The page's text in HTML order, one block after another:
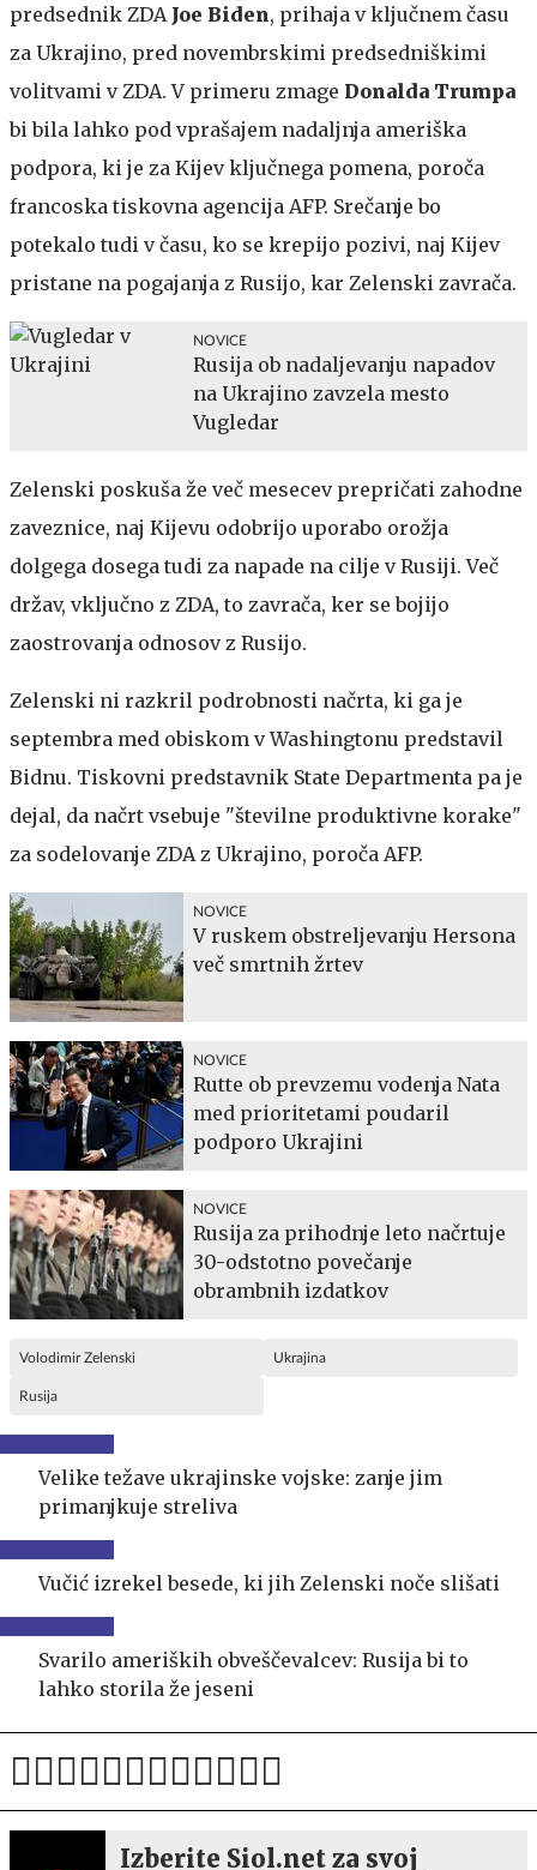
predsednik ZDA Joe Biden, prihaja v ključnem času
za Ukrajino, pred novembrskimi predsedniškimi
volitvami v ZDA. V primeru zmage Donalda Trumpa
bi bila lahko pod vprašajem nadaljnja ameriška
podpora, ki je za Kijev ključnega pomena, poroča
francoska tiskovna agencija AFP. Srečanje bo
potekalo tudi v času, ko se krepijo pozivi, naj Kijev
pristane na pogajanja z Rusijo, kar Zelenski zavrača.
NOVICE
Rusija ob nadaljevanju napadov
na Ukrajino zavzela mesto
Vugledar
Zelenski poskuša že več mesecev prepričati zahodne
zaveznice, naj Kijevu odobrijo uporabo orožja
dolgega dosega tudi za napade na cilje v Rusiji. Več
držav, vključno z ZDA, to zavrača, ker se bojijo
zaostrovanja odnosov z Rusijo.
Zelenski ni razkril podrobnosti načrta, ki ga je
septembra med obiskom v Washingtonu predstavil
Bidnu. Tiskovni predstavnik State Departmenta pa je
dejal, da načrt vsebuje "številne produktivne korake"
za sodelovanje ZDA z Ukrajino, poroča AFP.
NOVICE
V ruskem obstreljevanju Hersona
več smrtnih žrtev
NOVICE
Rutte ob prevzemu vodenja Nata
med prioritetami poudaril
podporo Ukrajini
NOVICE
Rusija za prihodnje leto načrtuje
30-odstotno povečanje
obrambnih izdatkov
Volodimir Zelenski Ukrajina
Rusija
Velike težave ukrajinske vojske: zanje jim
primanjkuje streliva
Vučić izrekel besede, ki jih Zelenski noče slišati
Svarilo ameriških obveščevalcev: Rusija bi to
lahko storila že jeseni
Izberite Siol.net za svoj